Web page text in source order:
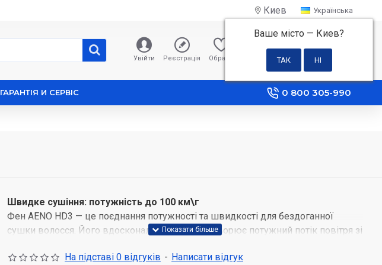
Киев
Ваше місто — Киев?
Українська
Увійти Реєстрація Обране Порівняння
0 грн
ГАРАНТІЯ И СЕРВІС 0 800 305-990
Швидке сушіння: потужність до 100 км\г
Фен AENO HD3 — це поєднання потужності та швидкості для бездоганної
сушки волосся. Його вдосконалений двигун створює потужний потік повітря зі
На підставі 0 відгуків - Написати відгук